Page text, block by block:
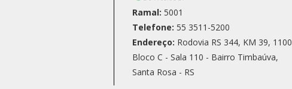
Ramal: 5001
Telefone: 55 3511-5200
Endereço: Rodovia RS 344, KM 39, 1100
Bloco C - Sala 110 - Bairro Timbaúva,
Santa Rosa - RS